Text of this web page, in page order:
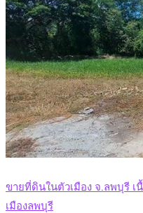
ขายที่ดินในตัวเมือง จ.ลพบุรี เ
เมืองลพบุรี